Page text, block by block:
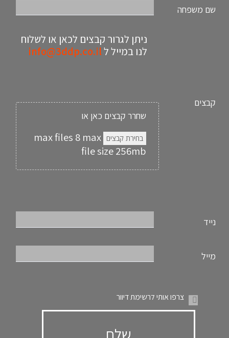
שם משפחה
ניתן לגרור קבצים לכאן או לשלוח
לנו במייל לinfo@3ddp.co.il
קבצים
שחרר קבצים כאן או
בחירת קבצים
נייד
מייל
צרפו אותי לרשימת דיוור